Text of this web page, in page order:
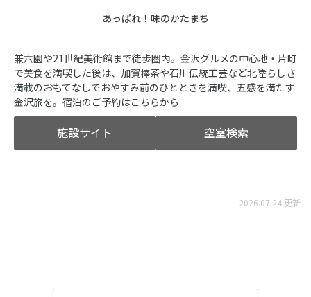
あっぱれ！味のかたまち
兼六園や21世紀美術館まで徒歩圏内。金沢グルメの中心地・片町
で美食を満喫した後は、加賀棒茶や石川伝統工芸など北陸らしさ
満載のおもてなしでおやすみ前のひとときを満喫、五感を満たす
金沢旅を。宿泊のご予約はこちらから
施設サイト 空室検索
2026.07.24 更新